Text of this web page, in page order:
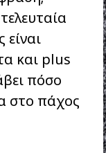
είναι
και plus
πόσο
στο πάχος